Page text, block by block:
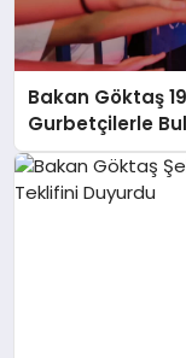
Bakan Göktaş
Gurbetçilerle